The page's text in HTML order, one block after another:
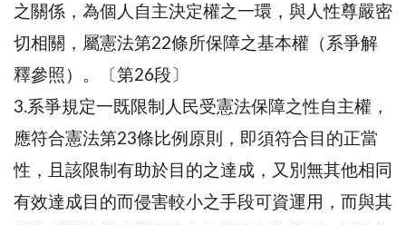
之關係，為個人自主決定權之一環，與人性尊嚴密
切相關，屬憲法第22條所保障之基本權（系爭解
釋參照）。〔第26段〕
3.系爭規定一既限制人民受憲法保障之性自主權，
應符合憲法第23條比例原則，即須符合目的正當
性，且該限制有助於目的之達成，又別無其他相同
有效達成目的而侵害較小之手段可資運用，而與其